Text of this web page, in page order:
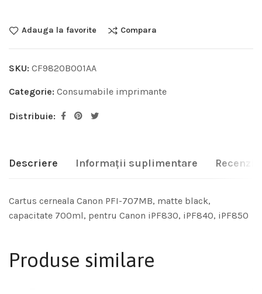
Adauga la favorite Compara
SKU: CF9820B001AA
Categorie: Consumabile imprimante
Distribuie:
Descriere Informații suplimentare Recenzii
Cartus cerneala Canon PFI-707MB, matte black,
capacitate 700ml, pentru Canon iPF830, iPF840, iPF850
Produse similare